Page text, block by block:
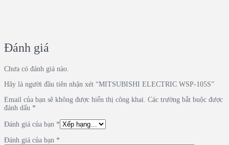
Đánh giá
Chưa có đánh giá nào.
Hãy là người đầu tiên nhận xét “MITSUBISHI ELECTRIC WSP-105S”
Email của bạn sẽ không được hiển thị công khai. Các trường bắt buộc được
đánh dấu *
Đánh giá của bạn *
Đánh giá của bạn *